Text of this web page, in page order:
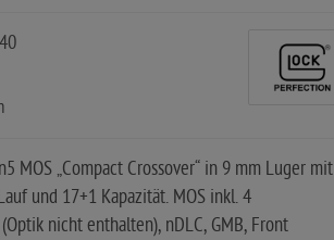
MOS „Compact Crossover“ in 9 mm Luger mit
und 17+1 Kapazität. MOS inkl. 4
nicht enthalten), nDLC, GMB, Front